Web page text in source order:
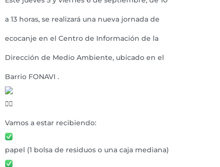
a 13 horas, se realizará una nueva jornada de
ecocanje en el Centro de Información de la
Dirección de Medio Ambiente, ubicado en el
Barrio FONAVI .
Vamos a estar recibiendo:
papel (1 bolsa de residuos o una caja mediana)